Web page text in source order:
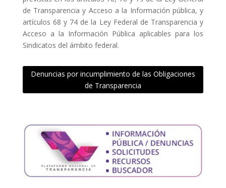
de Transparencia y Acceso a la Información pública, y
artículos 68 y 74 de la Ley Federal de Transparencia y
Acceso a la Información Pública aplicables para los
Sindicatos del ámbito federal.
Denuncias por incumplimiento de las Obligaciones
de Transparencia